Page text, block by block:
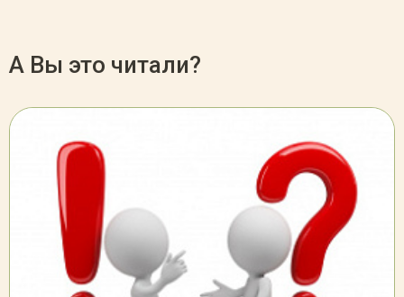
А Вы это читали?